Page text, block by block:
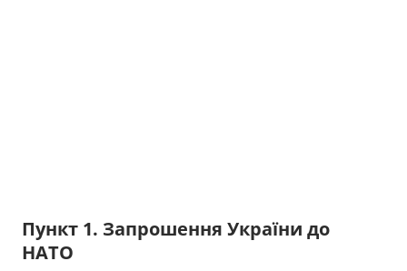
Пункт 1. Запрошення України до
НАТО